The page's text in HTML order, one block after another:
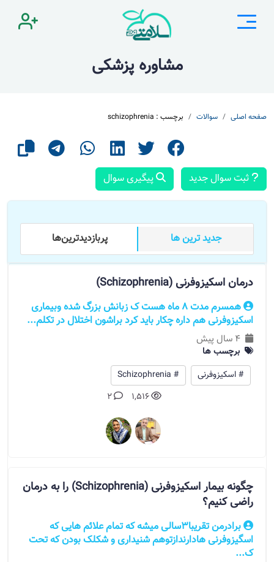
مشاوره پزشکی
صفحه اصلی سوالات برچسب : schizophrenia
ثبت سوال جدید پیگیری سوال
جدید ترین ها پر‌بازدید‌ترین‌ها
درمان اسکیزوفرنی (Schizophrenia)
همسرم مدت 8 ماه هست ک زبانش بزرگ شده وبیماری
اسکیزوفرنی هم داره چکار باید کرد براشون اختلال در تکلم...
4 سال پیش
برچسب ها
# اسکیزوفرنی
# Schizophrenia
1,516
2
چگونه بیمار اسکیزوفرنی (Schizophrenia) را به درمان
راضی کنیم؟
برادرمن تقریبا3سالی میشه که تمام علائم هایی که
اسگیزوفرنی هادارندازتوهم شنیداری و شکلک بودن که تحت
ک...